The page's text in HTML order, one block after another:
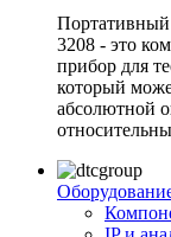
Портативный
3208 - это
прибор для
который
абсолютной